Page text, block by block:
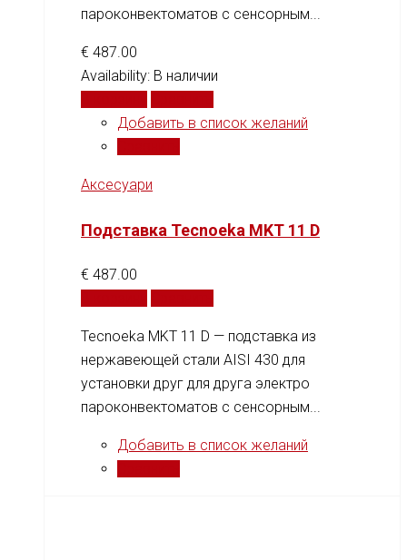
пароконвектоматов с сенсорным...
€ 487.00
Availability: В наличии
Добавить в список желаний
Аксесуари
Подставка Tecnoeka MKT 11 D
€ 487.00
Tecnoeka MKT 11 D — подставка из
нержавеющей стали AISI 430 для
установки друг для друга электро
пароконвектоматов с сенсорным...
Добавить в список желаний